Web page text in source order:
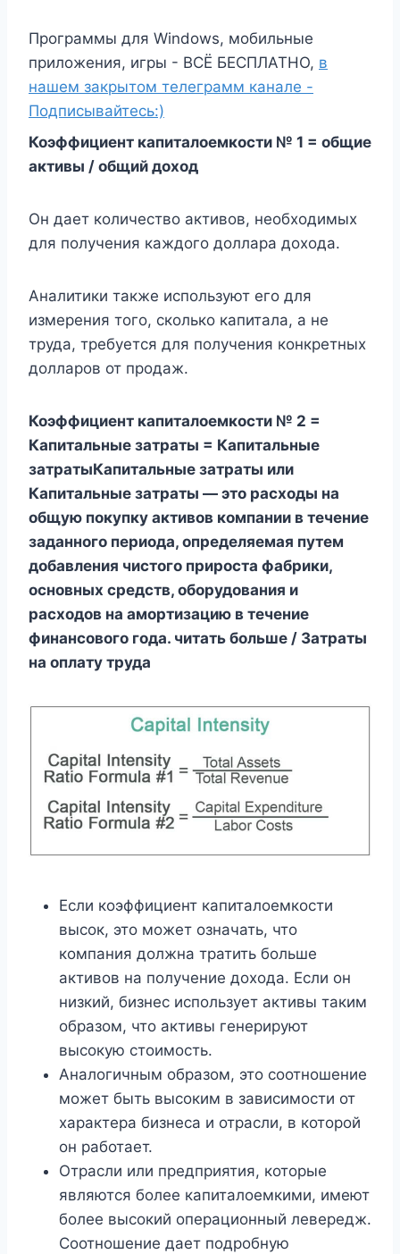
Программы для Windows, мобильные
приложения, игры - ВСЁ БЕСПЛАТНО, в
нашем закрытом телеграмм канале -
Подписывайтесь:)
Коэффициент капиталоемкости № 1 = общие
активы / общий доход
Он дает количество активов, необходимых
для получения каждого доллара дохода.
Аналитики также используют его для
измерения того, сколько капитала, а не
труда, требуется для получения конкретных
долларов от продаж.
Коэффициент капиталоемкости № 2 =
Капитальные затраты = Капитальные
затратыКапитальные затраты или
Капитальные затраты — это расходы на
общую покупку активов компании в течение
заданного периода, определяемая путем
добавления чистого прироста фабрики,
основных средств, оборудования и
расходов на амортизацию в течение
финансового года. читать больше / Затраты
на оплату труда
Если коэффициент капиталоемкости
высок, это может означать, что
компания должна тратить больше
активов на получение дохода. Если он
низкий, бизнес использует активы таким
образом, что активы генерируют
высокую стоимость.
Аналогичным образом, это соотношение
может быть высоким в зависимости от
характера бизнеса и отрасли, в которой
он работает.
Отрасли или предприятия, которые
являются более капиталоемкими, имеют
более высокий операционный левередж.
Соотношение дает подробную